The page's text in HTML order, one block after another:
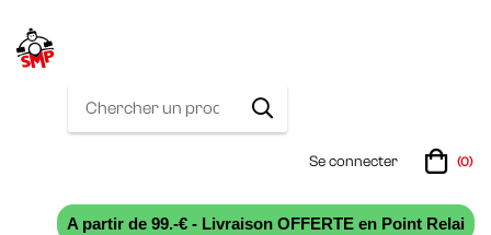
Se connecter (0)
A partir de 99.-€ - Livraison OFFERTE en Point Relai